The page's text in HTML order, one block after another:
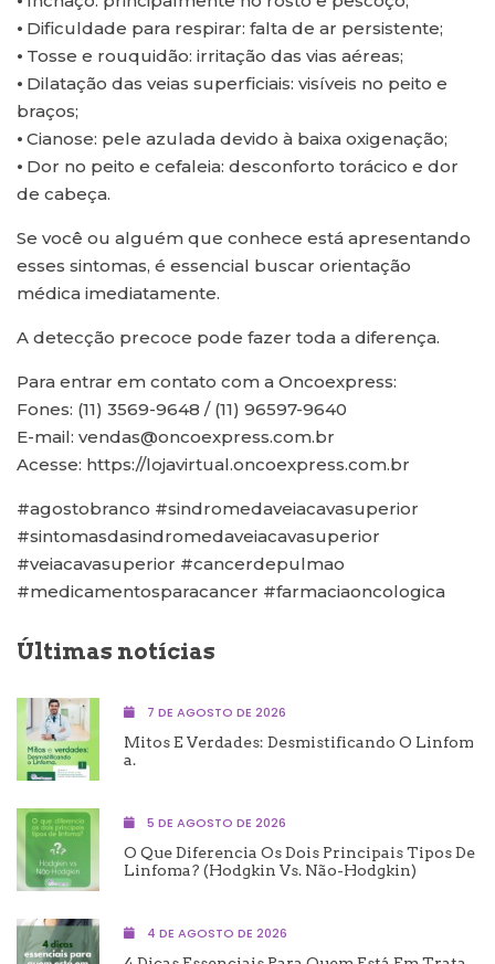
⦁ Dificuldade para respirar: falta de ar persistente;
⦁ Tosse e rouquidão: irritação das vias aéreas;
⦁ Dilatação das veias superficiais: visíveis no peito e
braços;
⦁ Cianose: pele azulada devido à baixa oxigenação;
⦁ Dor no peito e cefaleia: desconforto torácico e dor
de cabeça.
Se você ou alguém que conhece está apresentando
esses sintomas, é essencial buscar orientação
médica imediatamente.
A detecção precoce pode fazer toda a diferença.
Para entrar em contato com a Oncoexpress:
Fones: (11) 3569-9648 / (11) 96597-9640
E-mail: vendas@oncoexpress.com.br
Acesse: https://lojavirtual.oncoexpress.com.br
#agostobranco #sindromedaveiacavasuperior
#sintomasdasindromedaveiacavasuperior
#veiacavasuperior #cancerdepulmao
#medicamentosparacancer #farmaciaoncologica
Últimas notícias
7 DE AGOSTO DE 2026
Mitos E Verdades: Desmistificando O Linfom
A.
5 DE AGOSTO DE 2026
O Que Diferencia Os Dois Principais Tipos De
Linfoma? (Hodgkin Vs. Não-Hodgkin)
4 DE AGOSTO DE 2026